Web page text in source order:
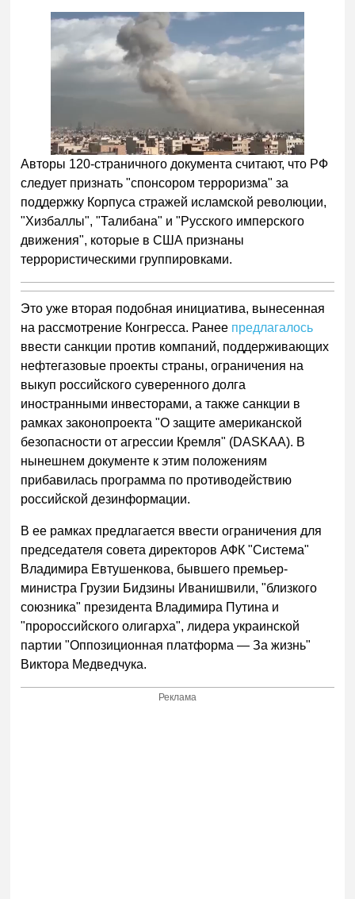
Авторы 120-страничного документа считают, что РФ
следует признать "спонсором терроризма" за
поддержку Корпуса стражей исламской революции,
"Хизбаллы", "Талибана" и "Русского имперского
движения", которые в США признаны
террористическими группировками.
Это уже вторая подобная инициатива, вынесенная
на рассмотрение Конгресса. Ранее предлагалось
ввести санкции против компаний, поддерживающих
нефтегазовые проекты страны, ограничения на
выкуп российского суверенного долга
иностранными инвесторами, а также санкции в
рамках законопроекта "О защите американской
безопасности от агрессии Кремля" (DASKAA). В
нынешнем документе к этим положениям
прибавилась программа по противодействию
российской дезинформации.
В ее рамках предлагается ввести ограничения для
председателя совета директоров АФК "Система"
Владимира Евтушенкова, бывшего премьер-
министра Грузии Бидзины Иванишвили, "близкого
союзника" президента Владимира Путина и
"пророссийского олигарха", лидера украинской
партии "Оппозиционная платформа — За жизнь"
Виктора Медведчука.
Реклама